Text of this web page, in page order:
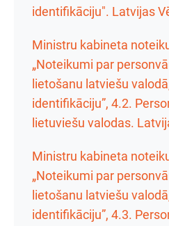
identifikāciju". Latvijas
Ministru kabineta
„Noteikumi par
lietošanu latviešu
identifikāciju”, 4.2.
lietuviešu valodas.
Ministru kabineta
„Noteikumi par
lietošanu latviešu
identifikāciju”, 4.3.